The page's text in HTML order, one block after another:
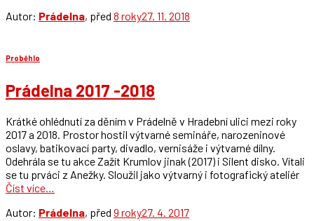
Autor: Prádelna, před 8 roky27. 11. 2018
Proběhlo
Prádelna 2017 -2018
Krátké ohlédnutí za děním v Prádelně v Hradební ulici mezi roky
2017 a 2018. Prostor hostil výtvarné semináře, narozeninové
oslavy, batikovací party, divadlo, vernisáže i výtvarné dílny.
Odehrála se tu akce Zažít Krumlov jinak (2017) i Silent disko. Vítali
se tu prváci z Anežky. Sloužil jako výtvarný i fotografický ateliér
Číst více…
Autor: Prádelna, před 9 roky27. 4. 2017